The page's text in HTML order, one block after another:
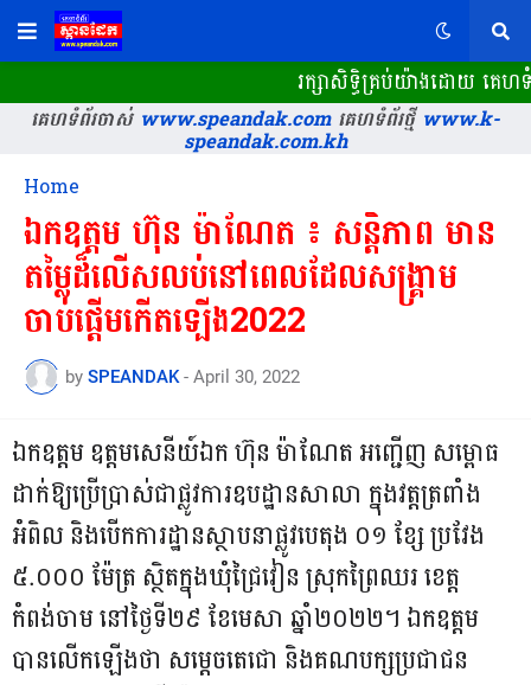
រក្សាសិទ្ធិគ្រប់យ៉ាងដោយ គេហទំ
គេហទំព័រចាស់www.speandak.comគេហទំព័រថ្មីwww.k-
speandak.com.kh
Home
ឯកឧត្តម ហ៊ុន ម៉ាណែត ៖ សន្តិភាព មាន
តម្លៃដ៏លើសលប់នៅពេលដែលសង្រ្គាម
ចាប់ផ្តើមកើតទ្បើង2022
by SPEANDAK - April 30, 2022
ឯកឧត្តម ឧត្តមសេនីយ៍ឯក ហ៊ុន ម៉ាណែត អញ្ជើញ សម្ពោធ
ដាក់ឱ្យប្រើប្រាស់ជាផ្លូវការឧបដ្ឋានសាលា ក្នុងវត្តត្រពាំង
អំពិល និងបើកការដ្ឋានស្ថាបនាផ្លូវបេតុង ០១ ខ្សែ ប្រវែង
៥.០០០ ម៉ែត្រ ស្ថិតក្នុងឃុំជ្រៃវៀន ស្រុកព្រៃឈរ ខេត្ត
កំពង់ចាម នៅថ្ងៃទី២៩ ខែមេសា ឆ្នាំ២០២២។ ឯកឧត្តម
បានលើកឡើងថា សម្តេចតេជោ និងគណបក្សប្រជាជន